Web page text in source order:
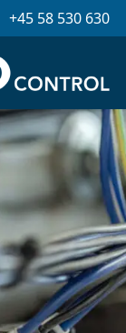
+45 58 530 630